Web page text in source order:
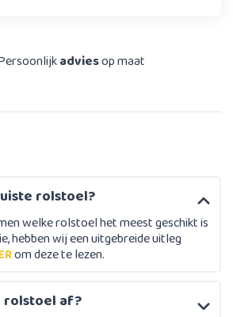
adviesop maat
rolstoel?
welke rolstoel het meest geschikt is
hebben wij een uitgebreide uitleg
om deze te lezen.
rolstoel af?